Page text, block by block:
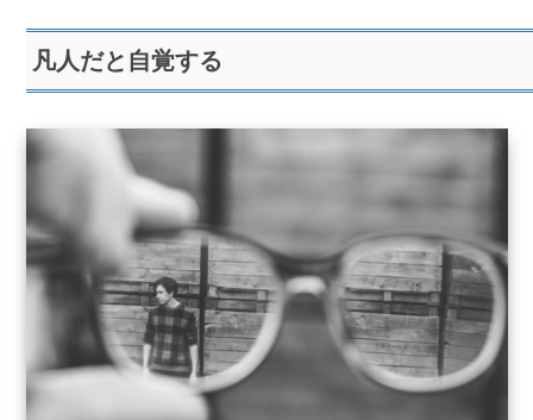
凡人だと自覚する